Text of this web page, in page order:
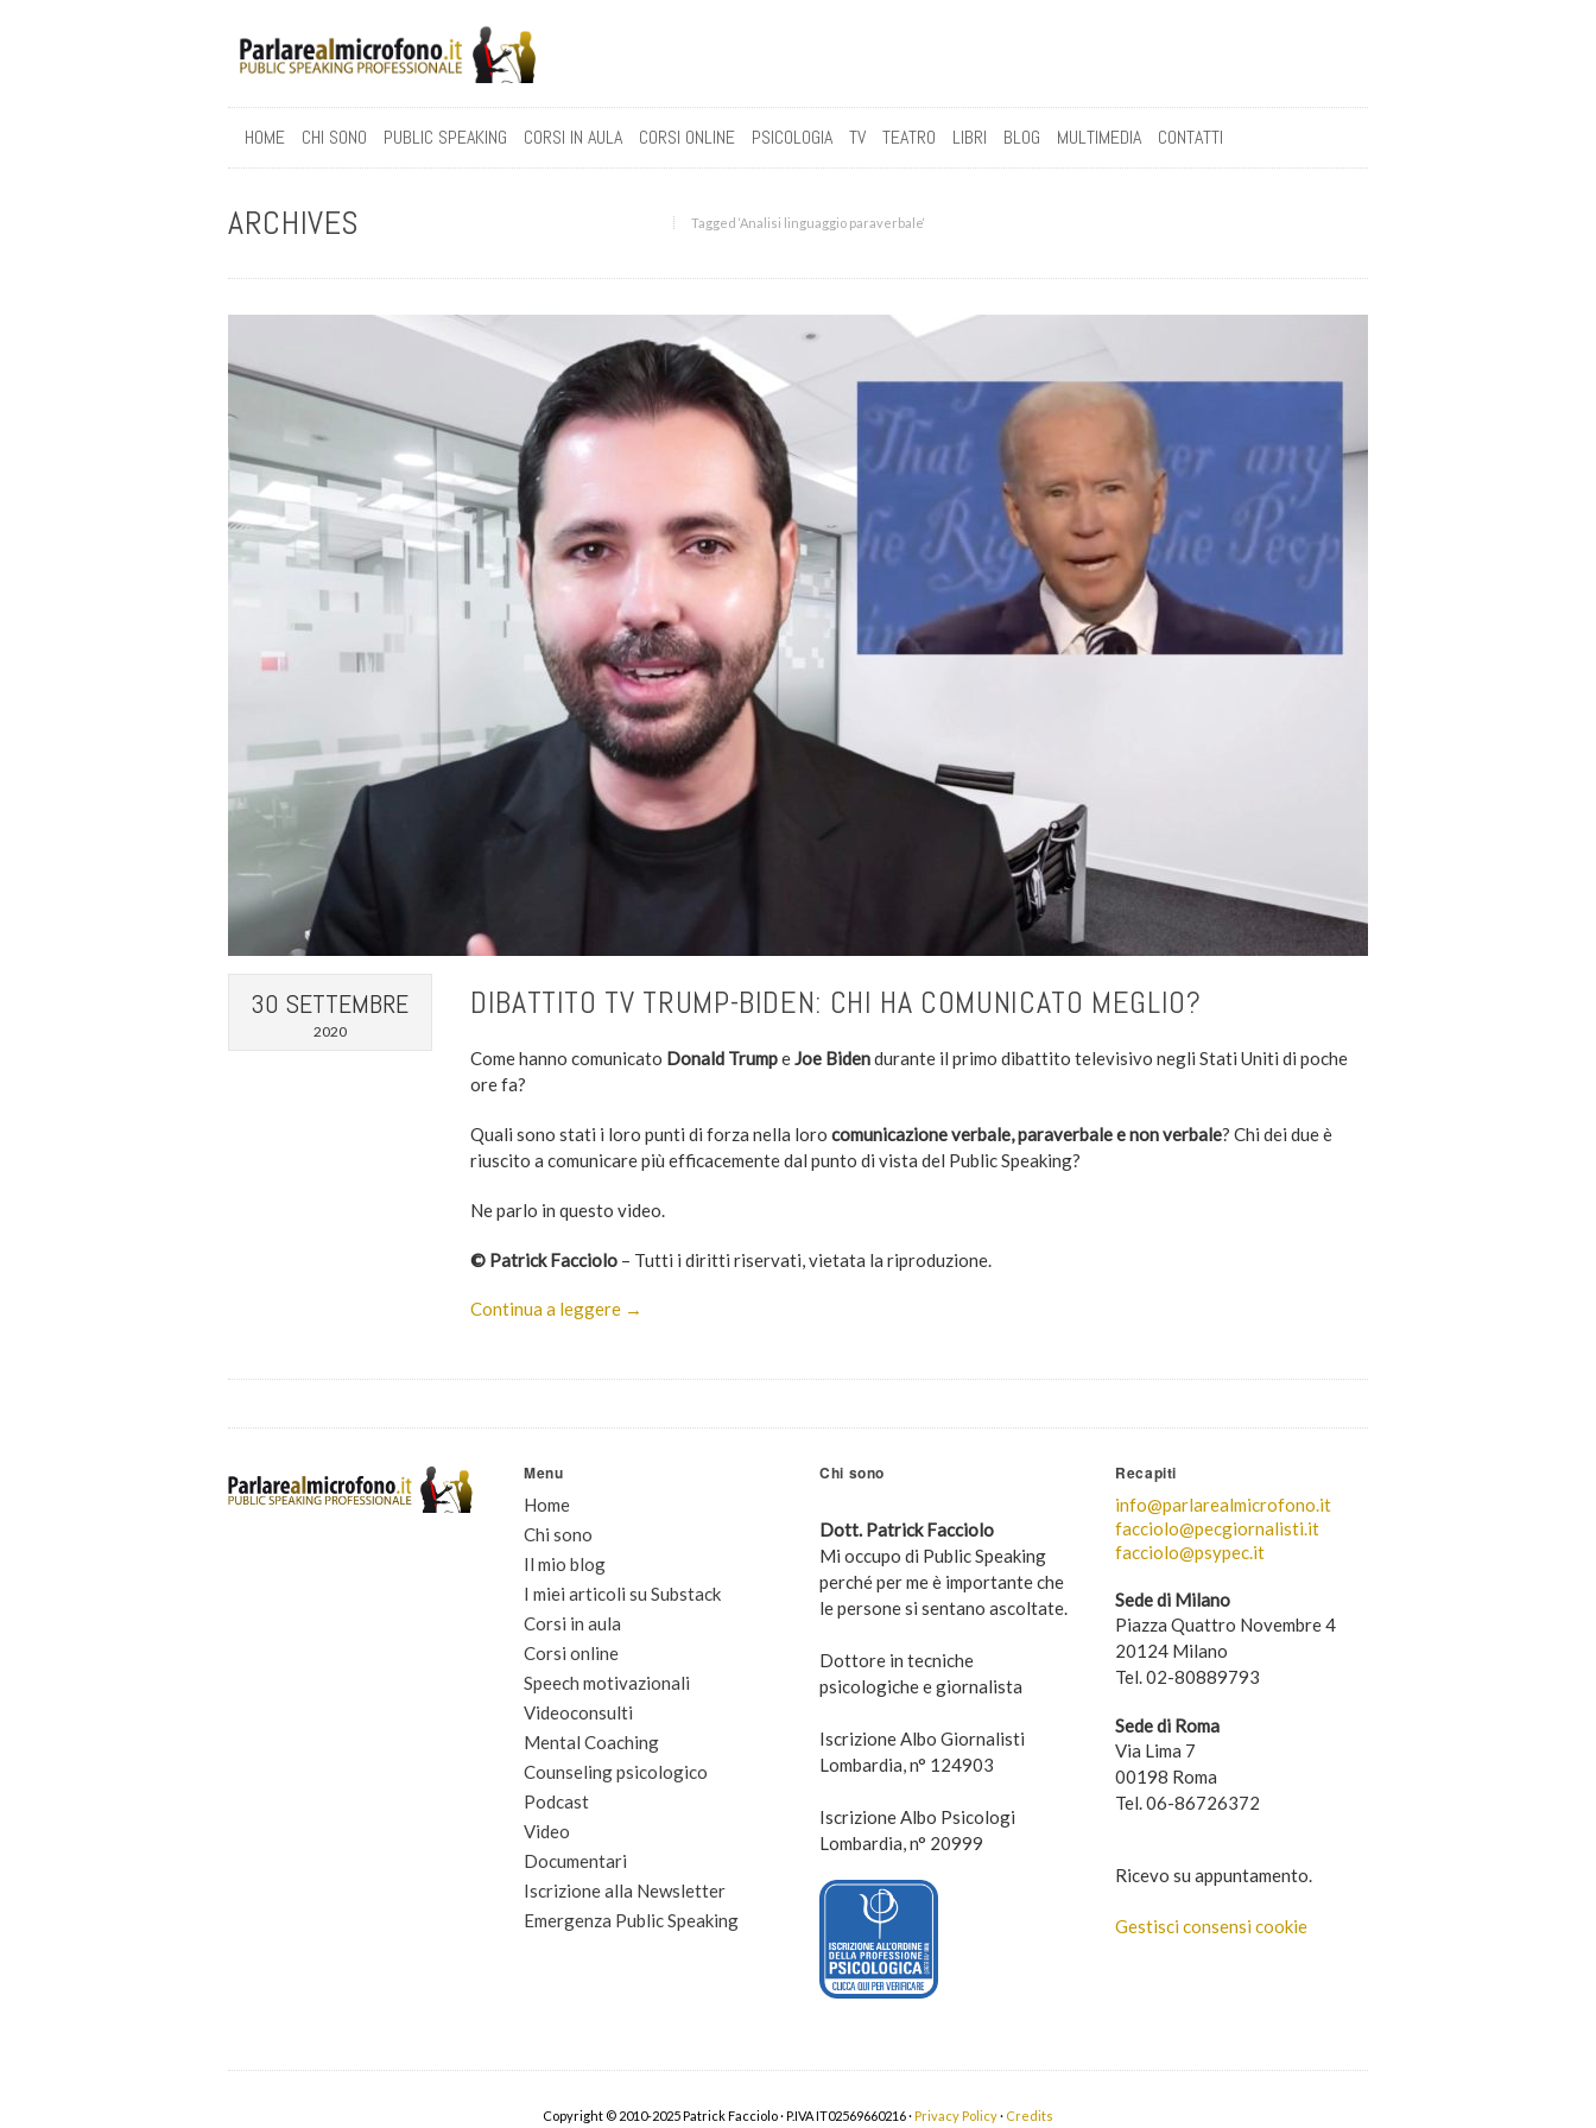
HOME CHI SONO PUBLIC SPEAKING CORSI IN AULA CORSI ONLINE PSICOLOGIA TV TEATRO LIBRI BLOG MULTIMEDIA CONTATTI
ARCHIVES Tagged ‘Analisi linguaggio paraverbale‘
30 SETTEMBRE
2020
DIBATTITO TV TRUMP-BIDEN: CHI HA COMUNICATO MEGLIO?
Come hanno comunicato Donald TrumpeJoe Bidendurante il primo dibattito televisivo negli Stati Uniti di poche
ore fa?
Quali sono stati i loro punti di forza nella loro comunicazione verbale, paraverbale e non verbale? Chi dei due è
riuscito a comunicare più efficacemente dal punto di vista del Public Speaking?
Ne parlo in questo video.
© Patrick Facciolo– Tutti i diritti riservati, vietata la riproduzione.
Continua a leggere →
Menu
Home
Chi sono
Il mio blog
I miei articoli su Substack
Corsi in aula
Corsi online
Speech motivazionali
Videoconsulti
Mental Coaching
Counseling psicologico
Podcast
Video
Documentari
Iscrizione alla Newsletter
Emergenza Public Speaking
Chi sono
Dott. Patrick Facciolo
Mi occupo di Public Speaking
perché per me è importante che
le persone si sentano ascoltate.
Dottore in tecniche
psicologiche e giornalista
Iscrizione Albo Giornalisti
Lombardia, n° 124903
Iscrizione Albo Psicologi
Lombardia, n° 20999
Recapiti
info@parlarealmicrofono.it
facciolo@pecgiornalisti.it
facciolo@psypec.it
Sede di Milano
Piazza Quattro Novembre 4
20124 Milano
Tel. 02-80889793
Sede di Roma
Via Lima 7
00198 Roma
Tel. 06-86726372
Ricevo su appuntamento.
Gestisci consensi cookie
Copyright © 2010-2025 Patrick Facciolo · P.IVA IT02569660216 ·Privacy Policy· Credits